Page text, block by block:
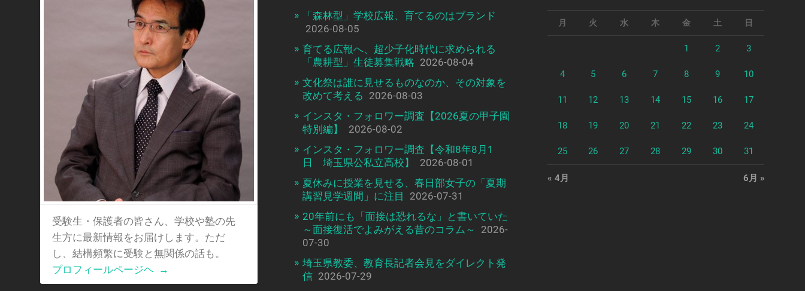
受験生・保護者の皆さん、学校や塾の先
生方に最新情報をお届けします。ただ
し、結構頻繁に受験と無関係の話も。
プロフィールページヘ →
「森林型」学校広報、育てるのはブランド
2026-08-05
育てる広報へ、超少子化時代に求められる
「農耕型」生徒募集戦略 2026-08-04
文化祭は誰に見せるものなのか、その対象を
改めて考える 2026-08-03
インスタ・フォロワー調査【2026夏の甲子園
特別編】
2026-08-02
インスタ・フォロワー調査【令和8年8月1
日 埼玉県公私立高校】
2026-08-01
夏休みに授業を見せる、春日部女子の「夏期
講習見学週間」に注目
2026-07-31
20年前にも「面接は恐れるな」と書いていた
～面接復活でよみがえる昔のコラム～
2026-
07-30
埼玉県教委、教育長記者会見をダイレクト発
信 2026-07-29
月 火 水 木 金 土 日
1 2 3
4 5 6 7 8 9 10
11 12 13 14 15 16 17
18 19 20 21 22 23 24
25 26 27 28 29 30 31
« 4月 6月 »